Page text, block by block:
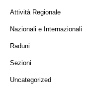
Attività Regionale
Nazionali e Internazionali
Raduni
Sezioni
Uncategorized